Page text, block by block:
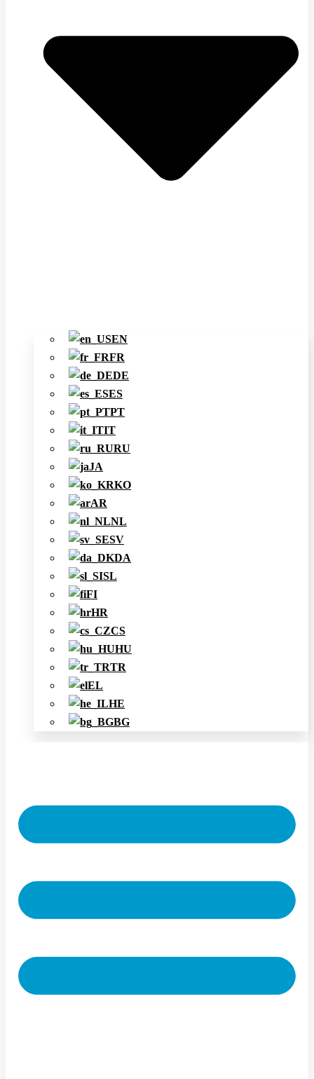
EN
FR
DE
ES
PT
IT
RU
JA
KO
AR
NL
SV
DA
SL
FI
HR
CS
HU
TR
EL
HE
BG